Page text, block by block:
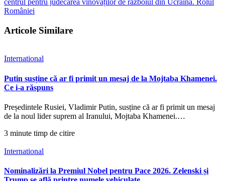
României
Articole Similare
International
Putin susține că ar fi primit un mesaj de la Mojtaba Khamenei.
Ce i-a răspuns
Președintele Rusiei, Vladimir Putin, susține că ar fi primit un mesaj
de la noul lider suprem al Iranului, Mojtaba Khamenei.…
3 minute timp de citire
International
Nominalizări la Premiul Nobel pentru Pace 2026. Zelenski și